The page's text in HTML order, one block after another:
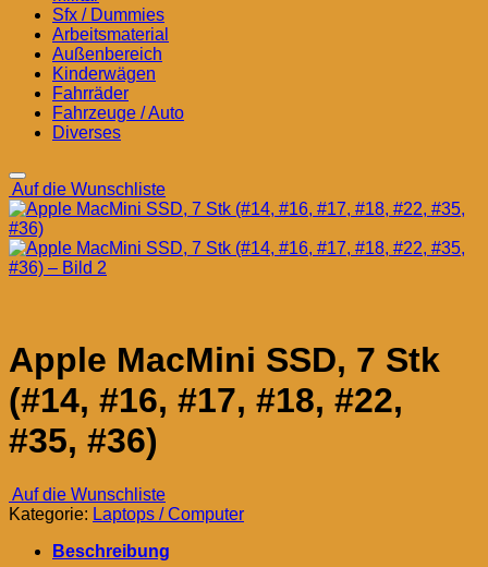
Sfx / Dummies
Arbeitsmaterial
Außenbereich
Kinderwägen
Fahrräder
Fahrzeuge / Auto
Diverses
Auf die Wunschliste
Apple MacMini SSD, 7 Stk
(#14, #16, #17, #18, #22,
#35, #36)
Auf die Wunschliste
Kategorie: Laptops / Computer
Beschreibung